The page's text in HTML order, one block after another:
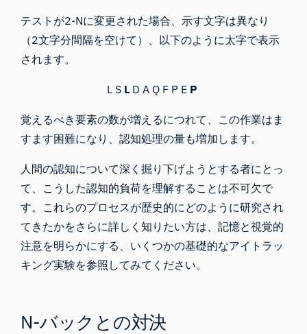
テストが2-Nに変更された場合、示す文字は異なり
（2文字分間隔を空けて）、以下のように太字で表示
されます。
L S L D A Q F P E P
覚えるべき要素の数が増えるにつれて、この作業はま
すます困難になり、認知処理の量も増加します。
人間の認知について深く掘り下げようとする者にとっ
て、こうした認知的負荷を理解することは不可欠で
す。これらのプロセスが歴史的にどのように研究され
てきたかをさらに詳しく知りたい方は、記憶と視覚的
注意を明らかにする、いくつかの基礎的なアイトラッ
キング実験を参照してみてください。
N-バックとの対決